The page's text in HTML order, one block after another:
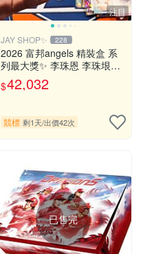
注目
JAY SHOP✨ 228
2026 富邦angels 精裝盒 系
列最大獎✨ 李珠恩 李珠垠
《珠珠寶貝 1of1》銘文 手繪
Q版珠珠 簽名 金簽 書卡 喵喵
$42,032
競標 剩1天/出價42次
已售完